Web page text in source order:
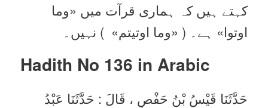
کہتے ہیں کہ ہماری قرآت میں «وما
اوتوا» ہے۔ ( «‏‏‏‏وما اوتيتم» ‏‏‏‏ ) نہیں۔
Hadith No 136 in Arabic
حَدَّثَنَا قَيْسُ بْنُ حَفْصٍ ، قَالَ : حَدَّثَنَا عَبْدُ